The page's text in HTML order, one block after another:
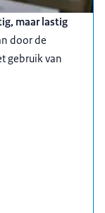
maar lastig
door de
gebruik van